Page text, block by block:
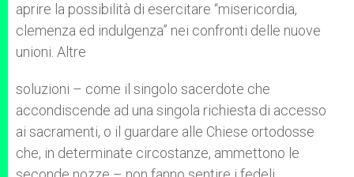
aprire la possibilità di esercitare “misericordia,
clemenza ed indulgenza” nei confronti delle nuove
unioni. Altre
soluzioni – come il singolo sacerdote che
accondiscende ad una singola richiesta di accesso
ai sacramenti, o il guardare alle Chiese ortodosse
che, in determinate circostanze, ammettono le